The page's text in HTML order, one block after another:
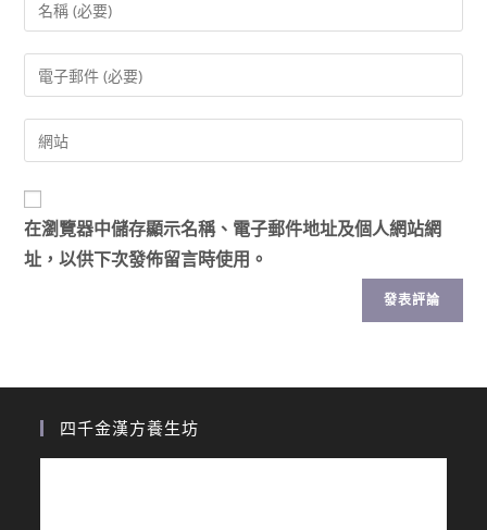
在瀏覽器中儲存顯示名稱、電子郵件地址及個人網站網
址，以供下次發佈留言時使用。
四千金漢方養生坊